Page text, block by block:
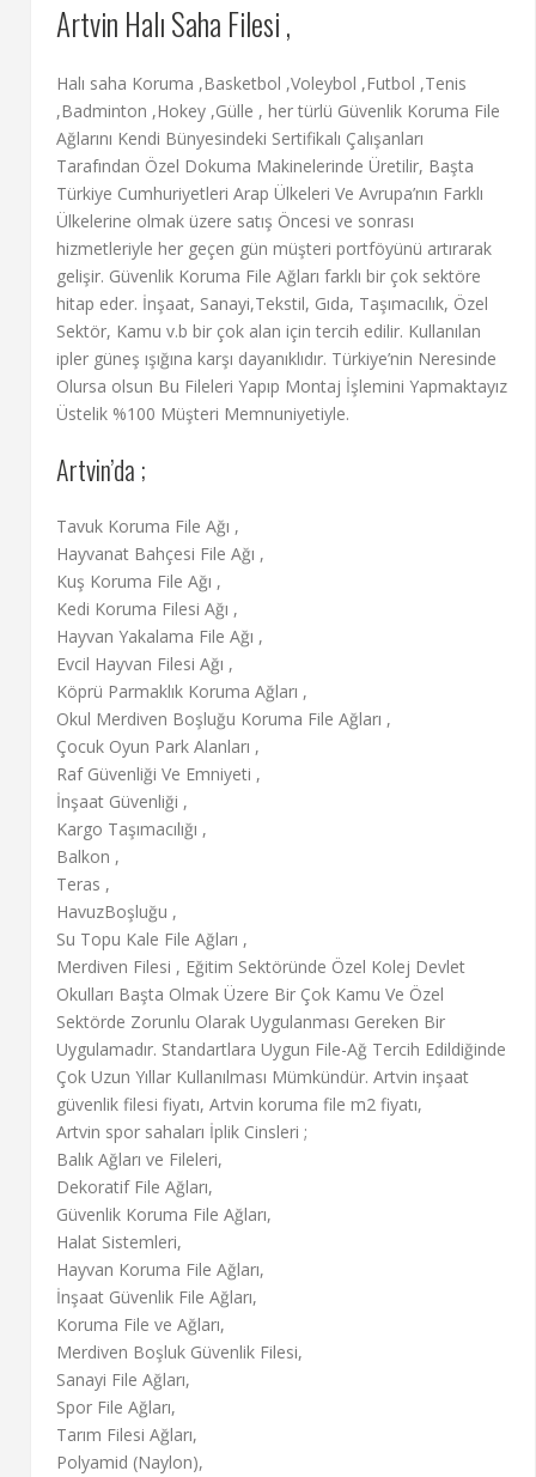
Artvin Halı Saha Filesi ,
Halı saha Koruma ,Basketbol ,Voleybol ,Futbol ,Tenis
,Badminton ,Hokey ,Gülle , her türlü Güvenlik Koruma File
Ağlarını Kendi Bünyesindeki Sertifikalı Çalışanları
Tarafından Özel Dokuma Makinelerinde Üretilir, Başta
Türkiye Cumhuriyetleri Arap Ülkeleri Ve Avrupa’nın Farklı
Ülkelerine olmak üzere satış Öncesi ve sonrası
hizmetleriyle her geçen gün müşteri portföyünü artırarak
gelişir. Güvenlik Koruma File Ağları farklı bir çok sektöre
hitap eder. İnşaat, Sanayi,Tekstil, Gıda, Taşımacılık, Özel
Sektör, Kamu v.b bir çok alan için tercih edilir. Kullanılan
ipler güneş ışığına karşı dayanıklıdır. Türkiye’nin Neresinde
Olursa olsun Bu Fileleri Yapıp Montaj İşlemini Yapmaktayız
Üstelik %100 Müşteri Memnuniyetiyle.
Artvin’da ;
Tavuk Koruma File Ağı ,
Hayvanat Bahçesi File Ağı ,
Kuş Koruma File Ağı ,
Kedi Koruma Filesi Ağı ,
Hayvan Yakalama File Ağı ,
Evcil Hayvan Filesi Ağı ,
Köprü Parmaklık Koruma Ağları ,
Okul Merdiven Boşluğu Koruma File Ağları ,
Çocuk Oyun Park Alanları ,
Raf Güvenliği Ve Emniyeti ,
İnşaat Güvenliği ,
Kargo Taşımacılığı ,
Balkon ,
Teras ,
HavuzBoşluğu ,
Su Topu Kale File Ağları ,
Merdiven Filesi , Eğitim Sektöründe Özel Kolej Devlet
Okulları Başta Olmak Üzere Bir Çok Kamu Ve Özel
Sektörde Zorunlu Olarak Uygulanması Gereken Bir
Uygulamadır. Standartlara Uygun File-Ağ Tercih Edildiğinde
Çok Uzun Yıllar Kullanılması Mümkündür. Artvin inşaat
güvenlik filesi fiyatı, Artvin koruma file m2 fiyatı,
Artvin spor sahaları İplik Cinsleri ;
Balık Ağları ve Fileleri,
Dekoratif File Ağları,
Güvenlik Koruma File Ağları,
Halat Sistemleri,
Hayvan Koruma File Ağları,
İnşaat Güvenlik File Ağları,
Koruma File ve Ağları,
Merdiven Boşluk Güvenlik Filesi,
Sanayi File Ağları,
Spor File Ağları,
Tarım Filesi Ağları,
Polyamid (Naylon),